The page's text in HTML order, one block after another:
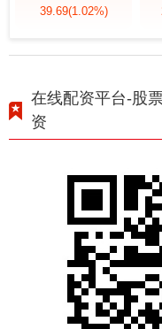
39.69(1.02%)
在线配资平台-股
资